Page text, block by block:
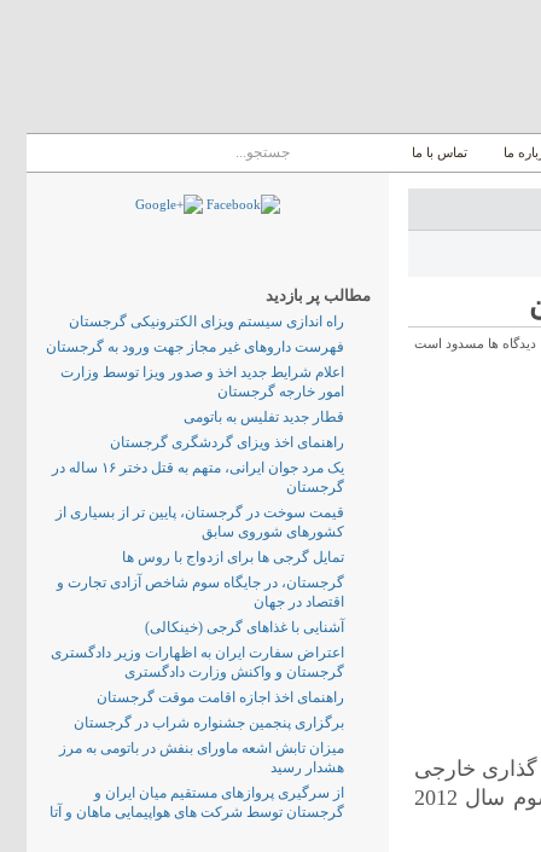
ما تماس با ما
دیدگاه ها مسدود است
گذاری خارجی
در گرجستان کاهش یافته و بر اساس اطلاعات اولیه، در سه ماه سوم سال 2012
مطالب پر بازدید
راه اندازی سیستم ویزای الکترونیکی گرجستان
فهرست داروهای غیر مجاز جهت ورود به گرجستان
اعلام شرایط جدید اخذ و صدور ویزا توسط وزارت
امور خارجه گرجستان
قطار جدید تفلیس به باتومی
راهنمای اخذ ویزای گردشگری گرجستان
یک مرد جوان ایرانی، متهم به قتل دختر ۱۶ ساله در
گرجستان
قیمت سوخت در گرجستان، پایین تر از بسیاری از
کشورهای شوروی سابق
تمایل گرجی ها برای ازدواج با روس ها
گرجستان، در جایگاه سوم شاخص آزادی تجارت و
اقتصاد در جهان
آشنایی با غذاهای گرجی (خینکالی)
اعتراض سفارت ایران به اظهارات وزیر دادگستری
گرجستان و واکنش وزارت دادگستری
راهنمای اخذ اجازه اقامت موقت گرجستان
برگزاری پنجمین جشنواره شراب در گرجستان
میزان تابش اشعه ماورای بنفش در باتومی به مرز
هشدار رسید
از سرگیری پروازهای مستقیم میان ایران و
گرجستان توسط شرکت های هواپیمایی ماهان و آتا